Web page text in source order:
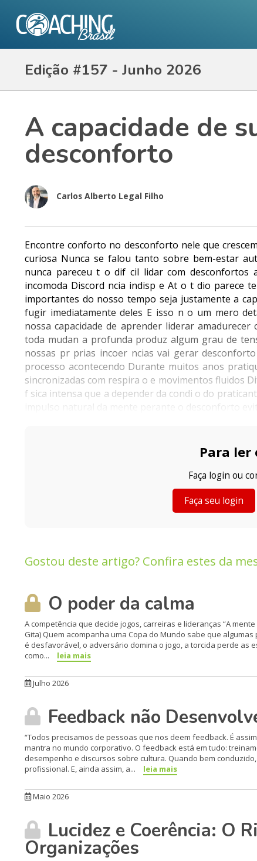
Edição #157 - Junho 2026
A capacidade de
desconforto
Carlos Alberto Legal Filho
Encontre conforto no desconforto nele que
curiosa Nunca se falou tanto sobre bem-estar
nunca pareceu t o dif cil lidar com
incomoda Discord ncia indisp e At o t dio parece
importantes do nosso tempo seja justamente a
fugir imediatamente deles E isso n o um mero
nossa capacidade de aprender liderar
toda mudan a profunda produz algum grau de
nossas pr prias incoer ncias vai gerar
processo acontecendo Durante muitos anos
sincronizadas com respira o e movimentos fluidos
f sica intensa que a depender da condi o do
Para ler
Faça login ou
Faça seu login
Gostou deste artigo? Confira estes da
O poder da calma
A competência que decide jogos, carreiras e lideranças “A
Gita) Quem acompanha uma Copa do Mundo sabe que
é desfavorável, o adversário domina o jogo, a torcida perde as
como...
leia mais
Julho 2026
Feedback não
“Todos precisamos de pessoas que nos deem feedback. É
mantra no mundo corporativo. O feedback está em tudo:
desempenho e discursos sobre cultura. Quando bem
profissional. E, ainda assim, a...
leia mais
Maio 2026
Lucidez e Coerência: O
Organizações